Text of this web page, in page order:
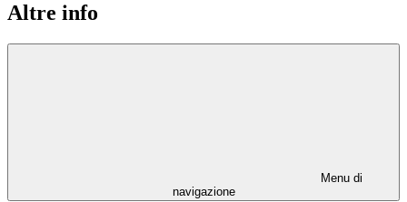
Altre info
Menu di
navigazione